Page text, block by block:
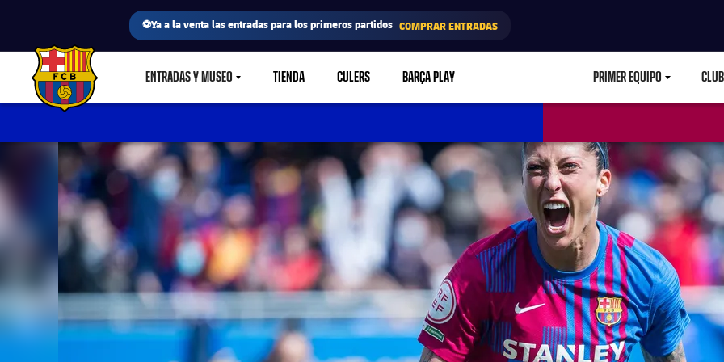
⚽Ya a la venta las entradas para los primeros partidos COMPRAR ENTRADAS
FC Barcelona club badge ENTRADAS Y MUSEOLABEL.SHARE.CARETDOWN
TIENDA CULERS BARÇA PLAY PRIMER EQUIPO CLUB